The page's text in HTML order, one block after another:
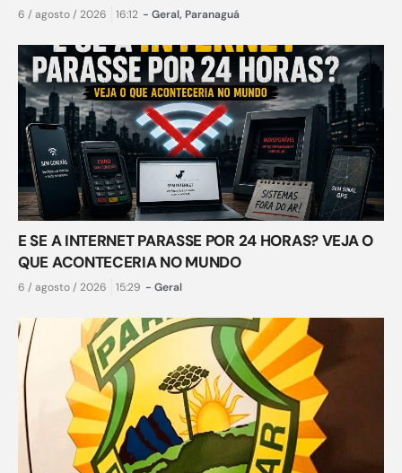
6 / agosto / 2026 16:12 - Geral, Paranaguá
E SE A INTERNET PARASSE POR 24 HORAS? VEJA O
QUE ACONTECERIA NO MUNDO
6 / agosto / 2026 15:29 - Geral